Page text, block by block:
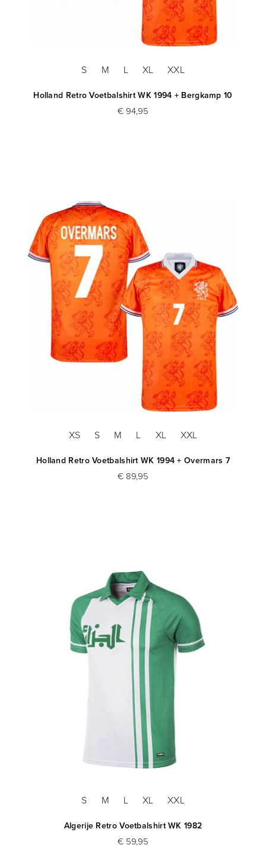
S M L XL XXL
Holland Retro Voetbalshirt WK 1994 + Bergkamp 10
€ 94,95
XS S M L XL XXL
Holland Retro Voetbalshirt WK 1994 + Overmars 7
€ 89,95
S M L XL XXL
Algerije Retro Voetbalshirt WK 1982
€ 59,95